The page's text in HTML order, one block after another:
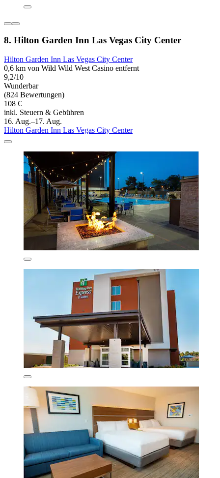
8. Hilton Garden Inn Las Vegas City Center
Hilton Garden Inn Las Vegas City Center
0,6 km von Wild Wild West Casino entfernt
9,2/10
Wunderbar
(824 Bewertungen)
108 €
inkl. Steuern & Gebühren
16. Aug.–17. Aug.
Hilton Garden Inn Las Vegas City Center